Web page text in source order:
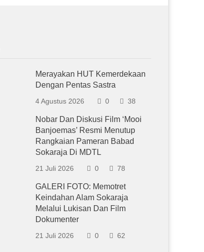
Merayakan HUT Kemerdekaan
Dengan Pentas Sastra
4 Agustus 2026 0 38
Nobar Dan Diskusi Film ‘Mooi
Banjoemas’ Resmi Menutup
Rangkaian Pameran Babad
Sokaraja Di MDTL
21 Juli 2026 0 78
GALERI FOTO: Memotret
Keindahan Alam Sokaraja
Melalui Lukisan Dan Film
Dokumenter
21 Juli 2026 0 62